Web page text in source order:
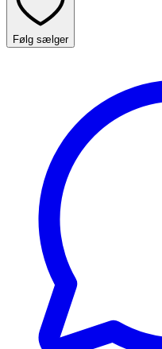
Følg sælger